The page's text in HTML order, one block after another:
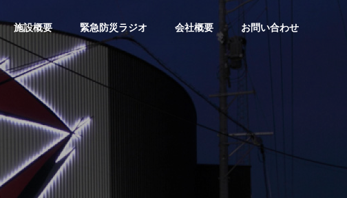
施設概要 緊急防災ラジオ 会社概要 お問い合わせ